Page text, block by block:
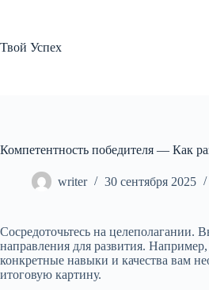
Твой Успех
Компетентность победителя — Как
writer 30 сентября 2025
Сосредоточьтесь на целеполагании.
направления для развития.
конкретные навыки и качества вам
итоговую картину.